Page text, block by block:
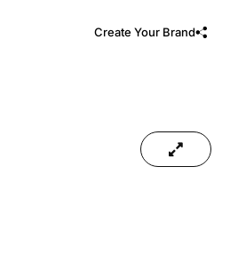
Create Your Brand